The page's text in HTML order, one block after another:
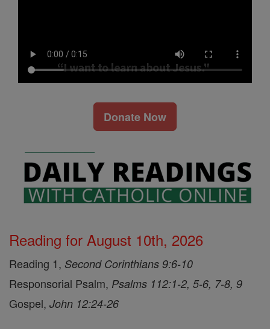
Donate Now
Reading for August 10th, 2026
Reading 1, Second Corinthians 9:6-10
Responsorial Psalm, Psalms 112:1-2, 5-6, 7-8, 9
Gospel, John 12:24-26